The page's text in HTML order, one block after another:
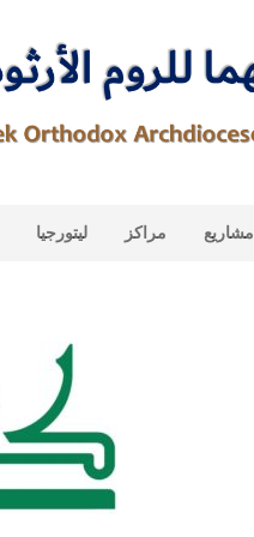
ليتورجيا مراكز مشاريع